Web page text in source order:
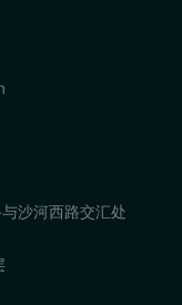
沙河西路交汇处